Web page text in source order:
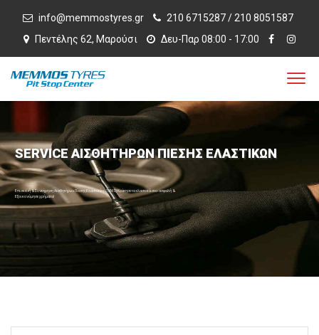
info@memmostyres.gr
210 6715287 / 210 8051587
Πεντέλης 62, Μαρούσι
Δευ-Παρ 08:00 - 17:00
SERVICE ΑΙΣΘΗΤΗΡΩΝ ΠΙΕΣΗΣ ΕΛΑΣΤΙΚΩΝ
Επισκευή & Συντήρηση Αισθητήρων Πίεσης Ελαστικών (TPMS)​ Κράτησε τα ελαστικά σου ασφαλή &
Εξοικονόμησε χρήματα!